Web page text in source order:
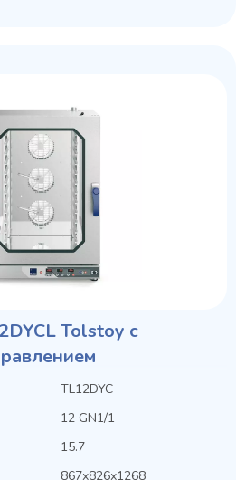
Tolstoy с
TL12DYC
12 GN1/1
15.7
867х826х1268